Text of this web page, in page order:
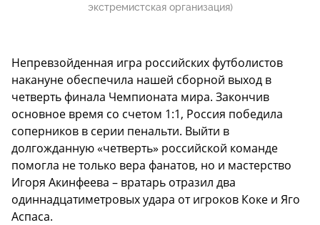
экстремистская организация)
Непревзойденная игра российских футболистов
накануне обеспечила нашей сборной выход в
четверть финала Чемпионата мира. Закончив
основное время со счетом 1:1, Россия победила
соперников в серии пенальти. Выйти в
долгожданную «четверть» российской команде
помогла не только вера фанатов, но и мастерство
Игоря Акинфеева – вратарь отразил два
одиннадцатиметровых удара от игроков Коке и Яго
Аспаса.